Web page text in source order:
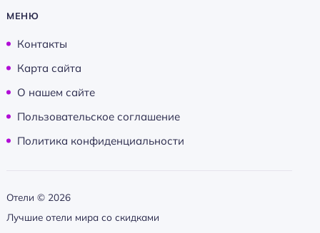
МЕНЮ
Контакты
Карта сайта
О нашем сайте
Пользовательское соглашение
Политика конфиденциальности
Отели © 2026
Лучшие отели мира со скидками